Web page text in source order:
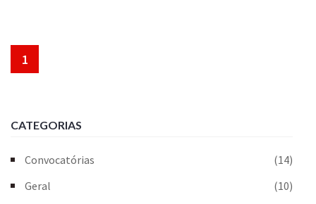
1
CATEGORIAS
Convocatórias
(14)
Geral
(10)